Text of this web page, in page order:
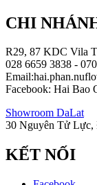
CHI
R29, 87 KDC Vila
028 6659 3838 -
Facebook: Hai Bao
Showroom DaLat
30 Nguyên Tử Lực,
KẾT NỐI